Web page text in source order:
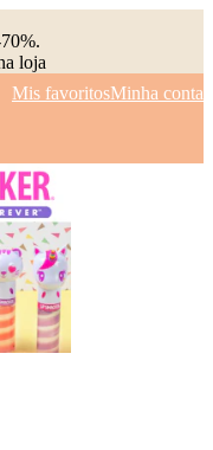
loja
Mis favoritosMinha conta